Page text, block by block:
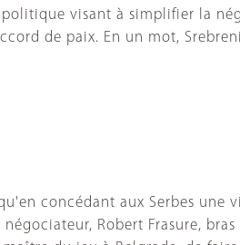
visant à simplifier la
de paix. En un mot,
concédant aux Serbes
Robert Frasure,